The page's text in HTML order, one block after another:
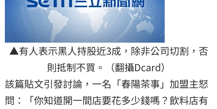
▲有人表示黑人持股近3成，除非公司切割，否
則抵制不買。（翻攝Dcard）
該篇貼文引發討論，一名「春陽茶事」加盟主怒
問：「你知道開一間店要花多少錢嗎？飲料店有